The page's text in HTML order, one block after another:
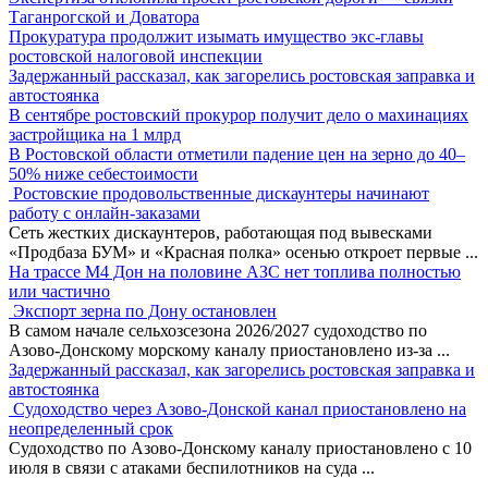
Таганрогской и Доватора
Прокуратура продолжит изымать имущество экс-главы
ростовской налоговой инспекции
Задержанный рассказал, как загорелись ростовская заправка и
автостоянка
В сентябре ростовский прокурор получит дело о махинациях
застройщика на 1 млрд
В Ростовской области отметили падение цен на зерно до 40–
50% ниже себестоимости
Ростовские продовольственные дискаунтеры начинают
работу с онлайн-заказами
Сеть жестких дискаунтеров, работающая под вывесками
«Продбаза БУМ» и «Красная полка» осенью откроет первые ...
На трассе М4 Дон на половине АЗС нет топлива полностью
или частично
Экспорт зерна по Дону остановлен
В самом начале сельхозсезона 2026/2027 судоходство по
Азово-Донскому морскому каналу приостановлено из-за ...
Задержанный рассказал, как загорелись ростовская заправка и
автостоянка
Судоходство через Азово-Донской канал приостановлено на
неопределенный срок
Судоходство по Азово-Донскому каналу приостановлено с 10
июля в связи с атаками беспилотников на суда ...